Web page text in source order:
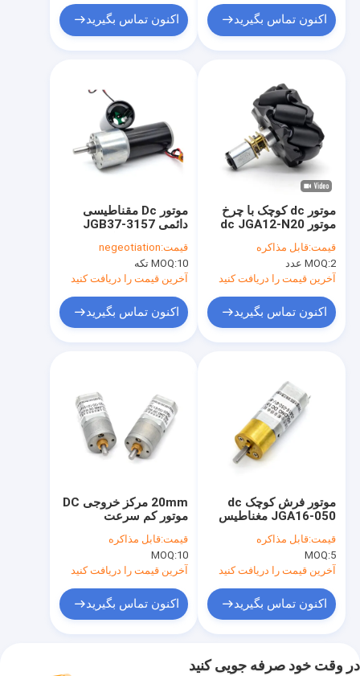
اکنون تماس بگیرید اکنون تماس بگیرید
موتور Dc مقناطیسی
دائمی JGB37-3157
سرعت پایین تورک بالا
موتور Dc
قیمت:negeotiation
MOQ:10 تکه
آخرین قیمت را دریافت کنید
اکنون تماس بگیرید
موتور dc کوچک با چرخ
موتور dc JGA12-N20
dc میکرو متال گیربکس
قیمت:قابل مذاکره
MOQ:2 عدد
آخرین قیمت را دریافت کنید
اکنون تماس بگیرید
20mm مرکز خروجی DC
موتور کم سرعت
Dc 130 Dc موتور
گیربکس
قیمت:قابل مذاکره
MOQ:10
آخرین قیمت را دریافت کنید
اکنون تماس بگیرید
موتور فرش کوچک dc
JGA16-050 مغناطیس
سرعت پایین برش
الکتریکی dc موتور دنده
قیمت:قابل مذاکره
MOQ:5
آخرین قیمت را دریافت کنید
اکنون تماس بگیرید
در وقت خود صرفه جویی کنید